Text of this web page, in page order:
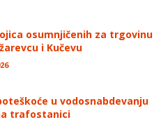
osumnjičenih za trgovinu
i Kučevu
u vodosnabdevanju
trafostanici